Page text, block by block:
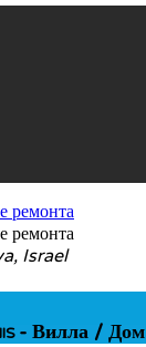
Israel
- Вилла / Дом